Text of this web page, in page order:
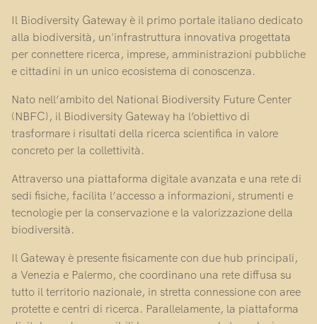
Il Biodiversity Gateway è il primo portale italiano dedicato
alla biodiversità, un'infrastruttura innovativa progettata
per connettere ricerca, imprese, amministrazioni pubbliche
e cittadini in un unico ecosistema di conoscenza.
Nato nell’ambito del National Biodiversity Future Center
(NBFC), il Biodiversity Gateway ha l’obiettivo di
trasformare i risultati della ricerca scientifica in valore
concreto per la collettività.
Attraverso una piattaforma digitale avanzata e una rete di
sedi fisiche, facilita l’accesso a informazioni, strumenti e
tecnologie per la conservazione e la valorizzazione della
biodiversità.
Il Gateway è presente fisicamente con due hub principali,
a Venezia e Palermo, che coordinano una rete diffusa su
tutto il territorio nazionale, in stretta connessione con aree
protette e centri di ricerca. Parallelamente, la piattaforma